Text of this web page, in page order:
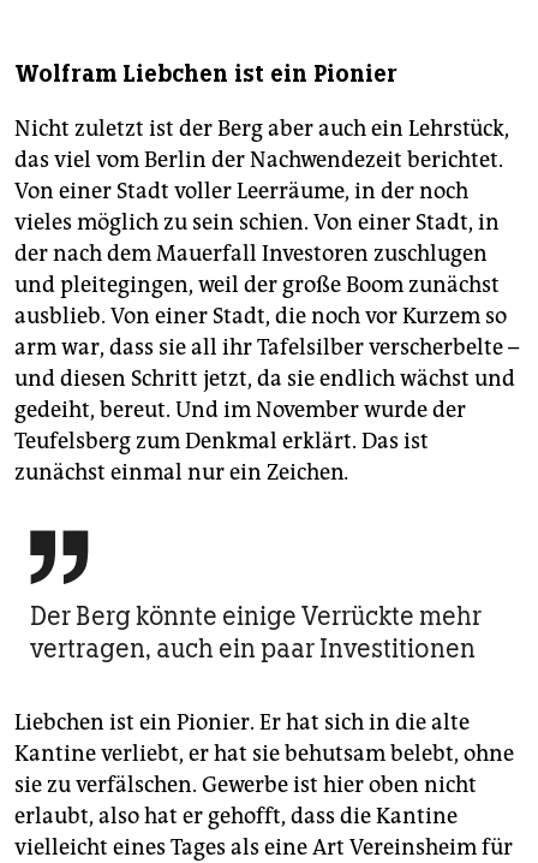
Wolfram Liebchen ist ein Pionier
Nicht zuletzt ist der Berg aber auch ein Lehrstück,
das viel vom Berlin der Nachwendezeit berichtet.
Von einer Stadt voller Leerräume, in der noch
vieles möglich zu sein schien. Von einer Stadt, in
der nach dem Mauerfall Investoren zuschlugen
und pleitegingen, weil der große Boom zunächst
ausblieb. Von einer Stadt, die noch vor Kurzem so
arm war, dass sie all ihr Tafelsilber verscherbelte –
und diesen Schritt jetzt, da sie endlich wächst und
gedeiht, bereut. Und im November wurde der
Teufelsberg zum Denkmal erklärt. Das ist
zunächst einmal nur ein Zeichen.

Der Berg könnte einige Verrückte mehr
vertragen, auch ein paar Investitionen
Liebchen ist ein Pionier. Er hat sich in die alte
Kantine verliebt, er hat sie behutsam belebt, ohne
sie zu verfälschen. Gewerbe ist hier oben nicht
erlaubt, also hat er gehofft, dass die Kantine
vielleicht eines Tages als eine Art Vereinsheim für